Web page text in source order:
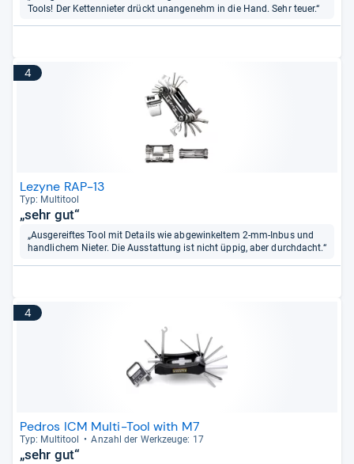
Tools! Der Kettennieter drückt unangenehm in die Hand. Sehr teuer.“
4
Lezyne RAP-13
Typ: Mul­ti­tool
„sehr gut“
„Ausgereiftes Tool mit Details wie abgewinkeltem 2-mm-Inbus und
handlichem Nieter. Die Ausstattung ist nicht üppig, aber durchdacht.“
4
Pedros ICM Multi-Tool with M7
Typ: Mul­ti­tool Anzahl der Werk­zeuge: 17
„sehr gut“